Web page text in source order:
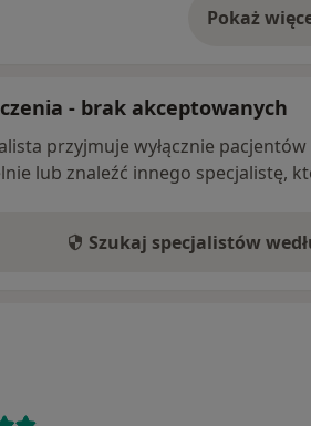
Pokaż o
- brak akceptowanych
przyjmuje wyłącznie
lub znaleźć innego specjalistę,
Szukaj specjalistów